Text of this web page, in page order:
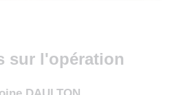
sur l'opération